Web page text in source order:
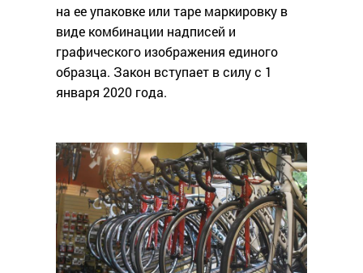
на ее упаковке или таре маркировку в
виде комбинации надписей и
графического изображения единого
образца. Закон вступает в силу с 1
января 2020 года.